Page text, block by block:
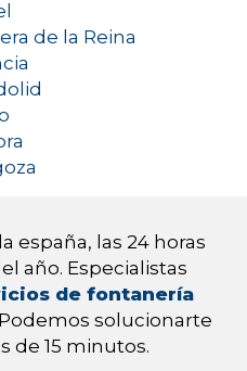
de la Reina
españa, las 24 horas
año. Especialistas
de fontanería
solucionarte
de 15 minutos.